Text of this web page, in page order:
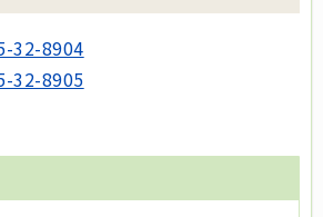
32-8904
32-8905